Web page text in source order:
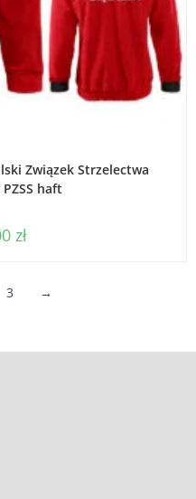
Związek Strzelectwa
haft
zł
3 →